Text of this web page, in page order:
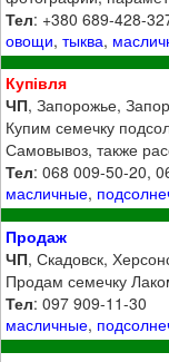
Тел: +380 689-428-
овощи,тыква,
Купівля
ЧП, Запорожье,
Купим семечку
Самовывоз, также
Тел: 068 009-50-20,
масличные,
Продаж
ЧП, Скадовск,
Продам семечку
Тел: 097 909-11-30
масличные,